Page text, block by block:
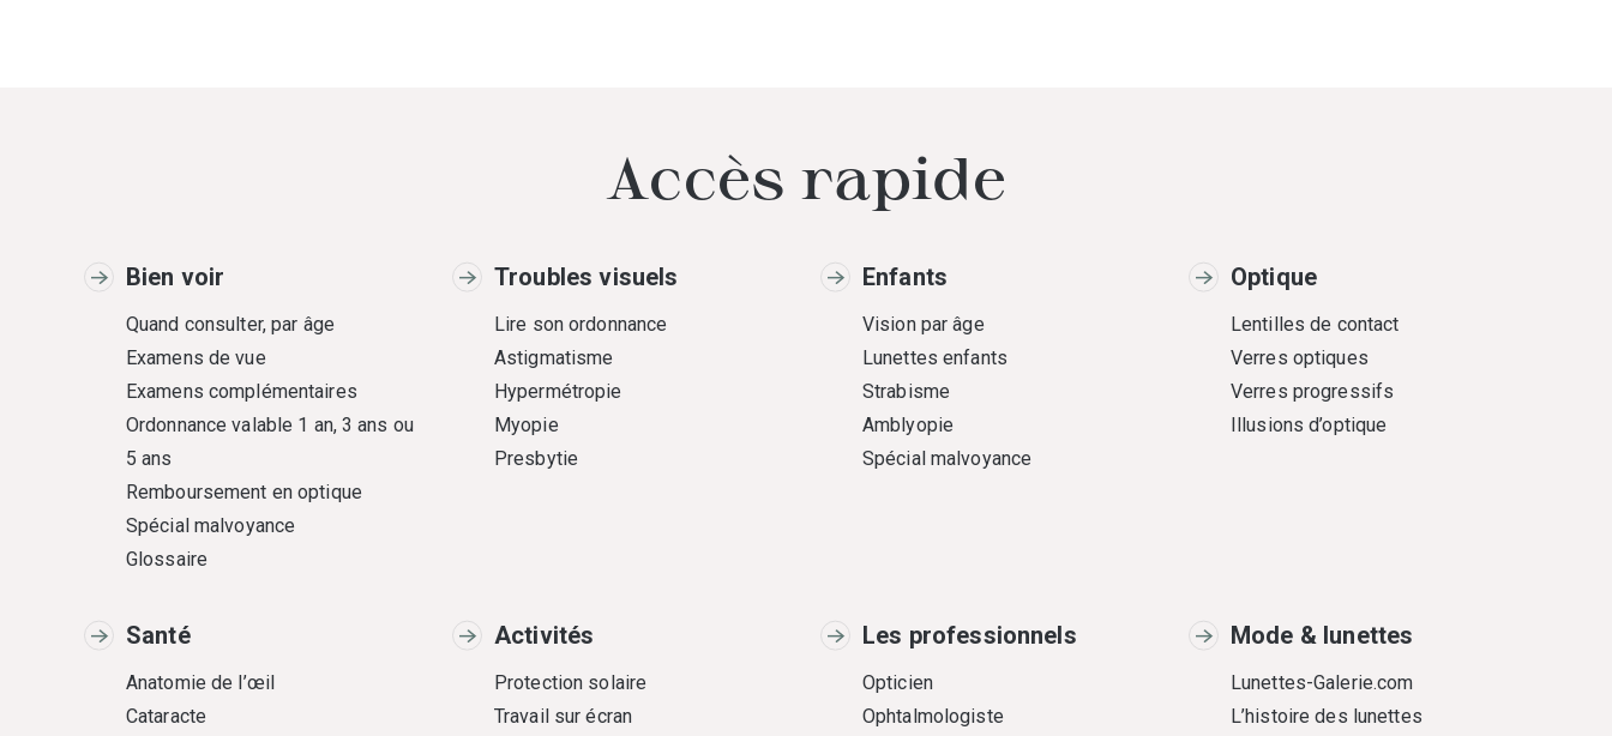
Accès rapide
Bien voir
Quand consulter, par âge
Examens de vue
Examens complémentaires
Ordonnance valable 1 an, 3 ans ou
5 ans
Remboursement en optique
Spécial malvoyance
Glossaire
Troubles visuels
Lire son ordonnance
Astigmatisme
Hypermétropie
Myopie
Presbytie
Enfants
Vision par âge
Lunettes enfants
Strabisme
Amblyopie
Spécial malvoyance
Optique
Lentilles de contact
Verres optiques
Verres progressifs
Illusions d’optique
Santé
Anatomie de l’œil
Cataracte
Activités
Protection solaire
Travail sur écran
Les professionnels
Opticien
Ophtalmologiste
Mode & lunettes
Lunettes-Galerie.com
L’histoire des lunettes